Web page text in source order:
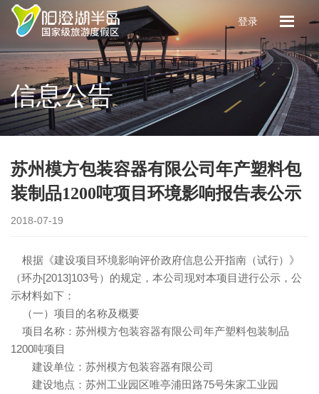
登录
信息公告
苏州模方包装容器有限公司年产塑料包
装制品1200吨项目环境影响报告表公示
2018-07-19
根据《建设项目环境影响评价政府信息公开指南（试行）》
（环办[2013]103号）的规定，本公司现对本项目进行公示，公
示材料如下：
（一）项目的名称及概要
项目名称：苏州模方包装容器有限公司年产塑料包装制品
1200吨项目
建设单位：苏州模方包装容器有限公司
建设地点：苏州工业园区唯亭浦田路75号朱家工业园